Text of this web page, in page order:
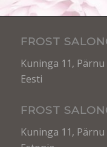
FROST
Kuninga 11, Pärnu
Eesti
FROST
Kuninga 11, Pärnu